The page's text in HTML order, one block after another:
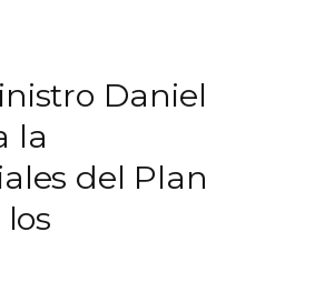
Daniel
la
del Plan